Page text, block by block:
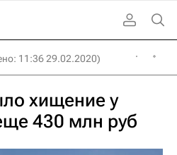
11:36 29.02.2020)
хищение у
430 млн руб